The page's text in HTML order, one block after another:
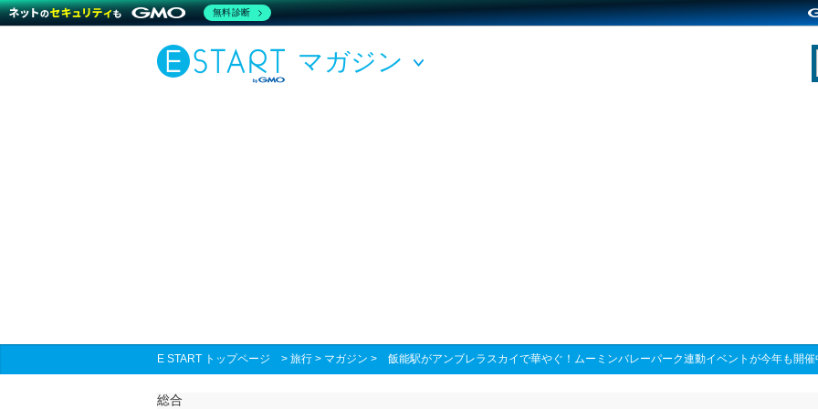
マガジン
E START トップページ > 旅行 > マガジン > 飯能駅がアンブレラスカイで華やぐ！ムーミンバレーパーク連動イベントが今年も開催
総合
無料診断